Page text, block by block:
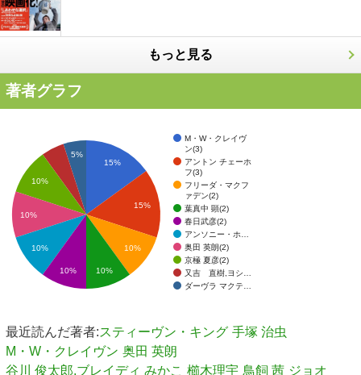
もっと見る
著者グラフ
M・W・クレイヴ
ン(3)
アントン チェーホ
フ(3)
フリーダ・マクフ
ァデン(2)
葉真中 顕(2)
春日武彦(2)
アンソニー・ホ…
奥田 英朗(2)
京極 夏彦(2)
又吉 直樹,ヨシ…
ダーヴラ マクテ…
15%
15%
10%
5%
10%
10%
10%
10% 10%
最近読んだ著者:スティーヴン・キング 手塚 治虫
M・W・クレイヴン 奥田 英朗
谷川 俊太郎,ブレイディ みかこ 櫛木理宇 鳥飼 茜 ジョオ